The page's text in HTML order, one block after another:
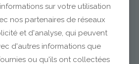
04 73 42 18 38sur votre utilisation
nos partenaires de réseaux
et d'analyse, qui peuvent
d'autres informations que
ou qu'ils ont collectées